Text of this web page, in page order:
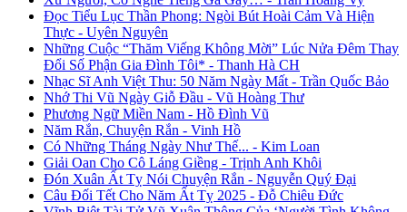
Đọc Tiểu Lục Thần Phong: Ngòi Bút Hoài Cảm Và Hiện
Thực - Uyên Nguyên
Những Cuộc “Thăm Viếng Không Mời” Lúc Nửa Đêm Thay
Đổi Số Phận Gia Đình Tôi* - Thanh Hà CH
Nhạc Sĩ Anh Việt Thu: 50 Năm Ngày Mất - Trần Quốc Bảo
Nhớ Thi Vũ Ngày Giỗ Đầu - Vũ Hoàng Thư
Phương Ngữ Miền Nam - Hồ Đình Vũ
Năm Rắn, Chuyện Rắn - Vinh Hồ
Có Những Tháng Ngày Như Thế... - Kim Loan
Giải Oan Cho Cô Láng Giềng - Trịnh Anh Khôi
Đón Xuân Ất Tỵ Nói Chuyện Rắn - Nguyễn Quý Đại
Câu Đối Tết Cho Năm Ất Tỵ 2025 - Đỗ Chiêu Đức